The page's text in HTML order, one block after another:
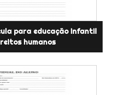
para educação infantil
humanos